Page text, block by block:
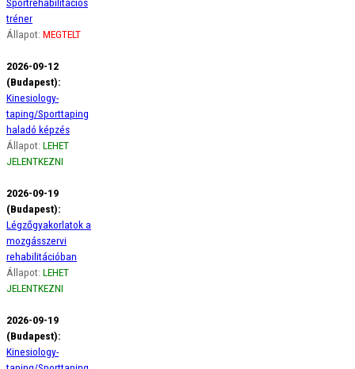
Sportrehabilitációs
tréner
Állapot: MEGTELT
2026-09-12
(Budapest):
Kinesiology-
taping/Sporttaping
haladó képzés
Állapot: LEHET
JELENTKEZNI
2026-09-19
(Budapest):
Légzőgyakorlatok a
mozgásszervi
rehabilitációban
Állapot: LEHET
JELENTKEZNI
2026-09-19
(Budapest):
Kinesiology-